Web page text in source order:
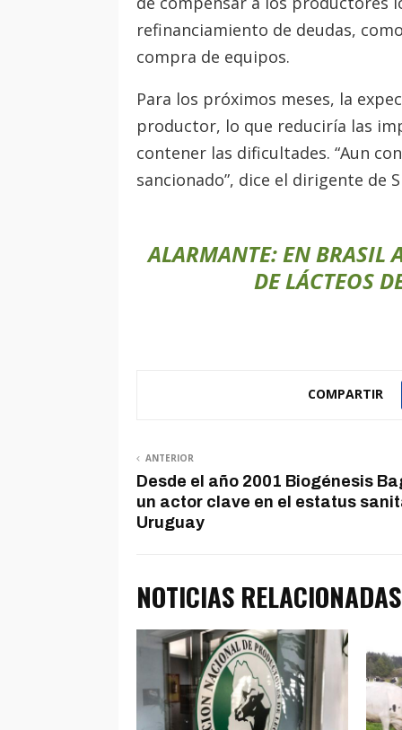
refinanciamiento de deudas,
compra de equipos.
Para los próximos meses, la
productor, lo que reduciría las
contener las dificultades. “Aun
sancionado”, dice el dirigente de
ALARMANTE: EN BRASIL
DE LÁCTEOS
COMPARTIR
ANTERIOR
Desde el año 2001 Biogénesis
un actor clave en el estatus
Uruguay
NOTICIAS RELACIONADAS